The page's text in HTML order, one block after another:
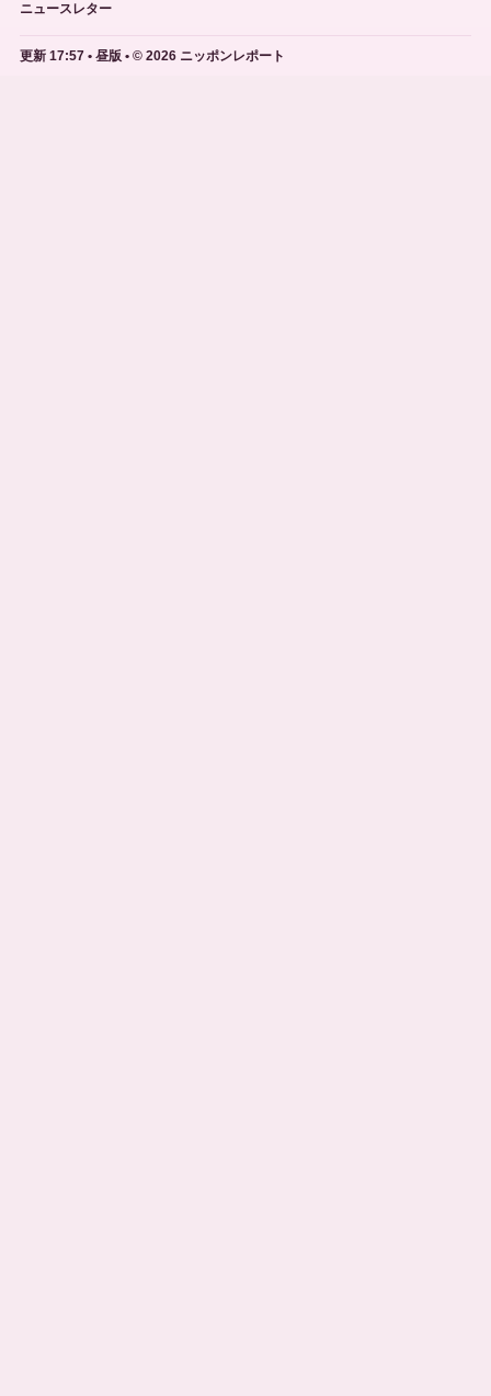
ニュースレター
更新 17:57 • 昼版 • © 2026 ニッポンレポート